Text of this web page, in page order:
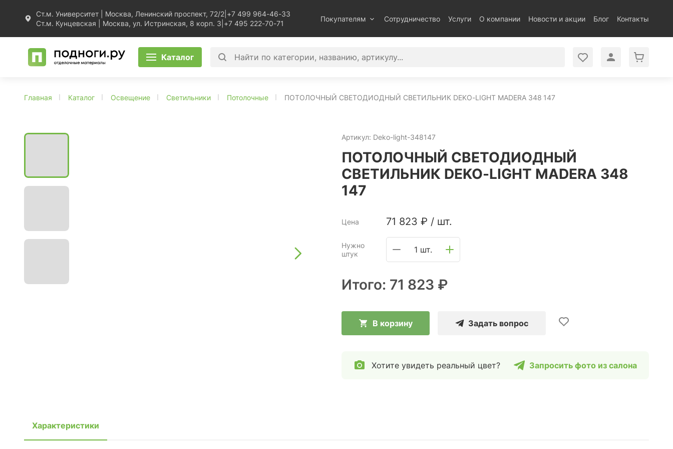
Ст.м. Университет | Москва, Ленинский проспект, 72/2 +7 499 964-46-33
Ст.м. Кунцевская | Москва, ул. Истринская, 8 корп. 3 +7 495 222-70-71
Покупателям Сотрудничество Услуги О компании Новости и акции Блог Контакты
Каталог
Главная Каталог Освещение Светильники Потолочные ПОТОЛОЧНЫЙ СВЕТОДИОДНЫЙ СВЕТИЛЬНИК DEKO-LIGHT MADERA 348 147
Артикул: Deko-light-348147
ПОТОЛОЧНЫЙ СВЕТОДИОДНЫЙ
СВЕТИЛЬНИК DEKO-LIGHT MADERA 348
147
Цена 71 823 ₽ / шт.
Нужно
штук
1 шт.
Итого: 71 823 ₽
В корзину Задать вопрос
Хотите увидеть реальный цвет? Запросить фото из салона
Характеристики